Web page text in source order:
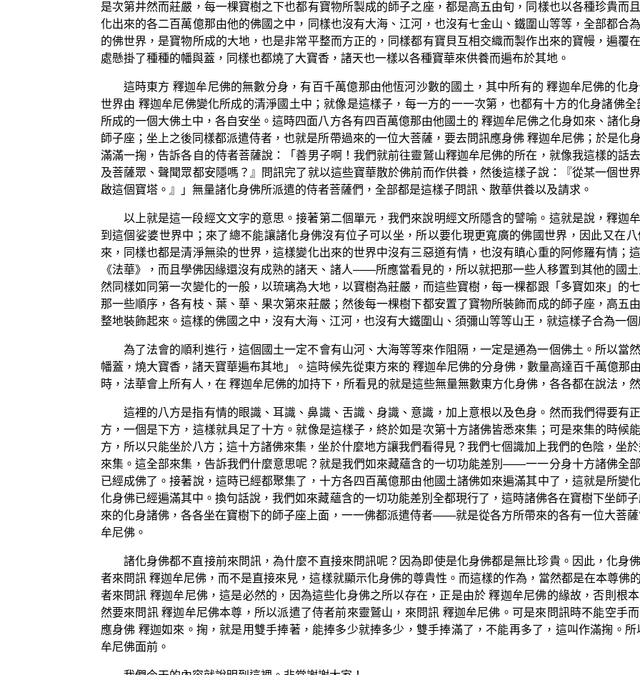
是次第井然而莊嚴，每一棵寶樹之下也都有寶物所製成的師子之座，都是高五由旬，同樣也以各種珍貴而
化出來的各二百萬億那由他的佛國之中，同樣也沒有大海、江河，也沒有七金山、鐵圍山等等，全部都合
的佛世界，是寶物所成的大地，也是非常平整而方正的，同樣都有寶貝互相交織而製作出來的寶幔，遍覆
處懸掛了種種的幡與蓋，同樣也都燒了大寶香，諸天也一樣以各種寶華來供養而遍布於其地。
這時東方 釋迦牟尼佛的無數分身，有百千萬億那由他恆河沙數的國土，其中所有的 釋迦牟尼佛的化
世界由 釋迦牟尼佛變化所成的清淨國土中；就像是這樣子，每一方的一一次第，也都有十方的化身諸佛
所成的一個大佛土中，各自安坐。這時四面八方各有四百萬億那由他國土的 釋迦牟尼佛之化身如來、諸化
師子座；坐上之後同樣都派遣侍者，也就是所帶過來的一位大菩薩，要去問訊應身佛 釋迦牟尼佛；於是化
滿滿一掬，告訴各自的侍者菩薩說：「善男子啊！我們就前往靈鷲山釋迦牟尼佛的所在，就像我這樣的話
及菩薩眾、聲聞眾都安隱嗎？』問訊完了就以這些寶華散於佛前而作供養，然後這樣子說：『從某一個世
啟這個寶塔。』」無量諸化身佛所派遣的侍者菩薩們，全部都是這樣子問訊、散華供養以及請求。
以上就是這一段經文文字的意思。接著第二個單元，我們來說明經文所隱含的譬喻。這就是說，釋迦
到這個娑婆世界中；來了總不能讓諸化身佛沒有位子可以坐，所以要化現更寬廣的佛國世界，因此又在
來，同樣也都是清淨無染的世界，這樣變化出來的世界中沒有三惡道有情，也沒有瞋心重的阿修羅有情
《法華》，而且學佛因緣還沒有成熟的諸天、諸人——所應當看見的，所以就把那一些人移置到其他的國
然同樣如同第一次變化的一般，以琉璃為大地，以寶樹為莊嚴，而這些寶樹，每一棵都跟「多寶如來」的
那一些順序，各有枝、葉、華、果次第來莊嚴；然後每一棵樹下都安置了寶物所裝飾而成的師子座，高五
整地裝飾起來。這樣的佛國之中，沒有大海、江河，也沒有大鐵圍山、須彌山等等山王，就這樣子合為一個
為了法會的順利進行，這個國土一定不會有山河、大海等等來作阻隔，一定是通為一個佛土。所以當
幡蓋，燒大寶香，諸天寶華遍布其地」。這時候先從東方來的 釋迦牟尼佛的分身佛，數量高達百千萬億那
時，法華會上所有人，在 釋迦牟尼佛的加持下，所看見的就是這些無量無數東方化身佛，各各都在說法，
這裡的八方是指有情的眼識、耳識、鼻識、舌識、身識、意識，加上意根以及色身。然而我們得要有
方，一個是下方，這樣就具足了十方。就像是這樣子，終於如是次第十方諸佛皆悉來集；可是來集的時候
方，所以只能坐於八方；這十方諸佛來集，坐於什麼地方讓我們看得見？我們七個識加上我們的色陰，坐
來集。這全部來集，告訴我們什麼意思呢？就是我們如來藏蘊含的一切功能差別——一一分身十方諸佛全
已經成佛了。接著說，這時已經都聚集了，十方各四百萬億那由他國土諸佛如來遍滿其中了，這就是所變
化身佛已經遍滿其中。換句話說，我們如來藏蘊含的一切功能差別全都現行了，這時諸佛各在寶樹下坐師
來的化身諸佛，各各坐在寶樹下的師子座上面，一一佛都派遣侍者——就是從各方所帶來的各有一位大菩
牟尼佛。
諸化身佛都不直接前來問訊，為什麼不直接來問訊呢？因為即使是化身佛都是無比珍貴。因此，化身
者來問訊 釋迦牟尼佛，而不是直接來見，這樣就顯示化身佛的尊貴性。而這樣的作為，當然都是在本尊佛
者來問訊 釋迦牟尼佛，這是必然的，因為這些化身佛之所以存在，正是由於 釋迦牟尼佛的緣故，否則根
然要來問訊 釋迦牟尼佛本尊，所以派遣了侍者前來靈鷲山，來問訊 釋迦牟尼佛。可是來問訊時不能空手
應身佛 釋迦如來。掬，就是用雙手捧著，能捧多少就捧多少，雙手捧滿了，不能再多了，這叫作滿掬。
牟尼佛面前。